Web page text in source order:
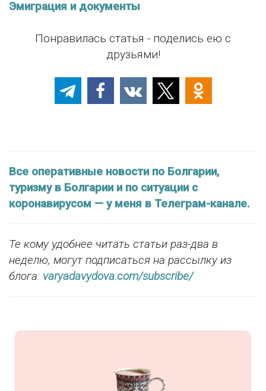
Эмиграция и документы
Понравилась статья - поделись ею с
друзьями!
Все оперативные новости по Болгарии,
туризму в Болгарии и по ситуации с
коронавирусом — у меня в Телеграм-канале.
Те кому удобнее читать статьи раз-два в
неделю, могут подписаться на рассылку из
блога: varyadavydova.com/subscribe/